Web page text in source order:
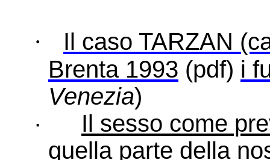
·
Il caso TARZAN
Brenta 1993 (pdf) i
Venezia)
·
Il sesso come
quella parte della